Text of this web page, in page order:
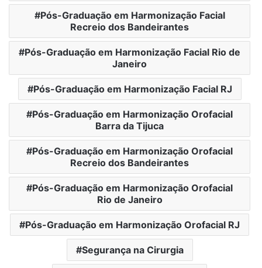
Pós-Graduação em Harmonização Facial
Recreio dos Bandeirantes
Pós-Graduação em Harmonização Facial Rio de
Janeiro
Pós-Graduação em Harmonização Facial RJ
Pós-Graduação em Harmonização Orofacial
Barra da Tijuca
Pós-Graduação em Harmonização Orofacial
Recreio dos Bandeirantes
Pós-Graduação em Harmonização Orofacial
Rio de Janeiro
Pós-Graduação em Harmonização Orofacial RJ
Segurança na Cirurgia